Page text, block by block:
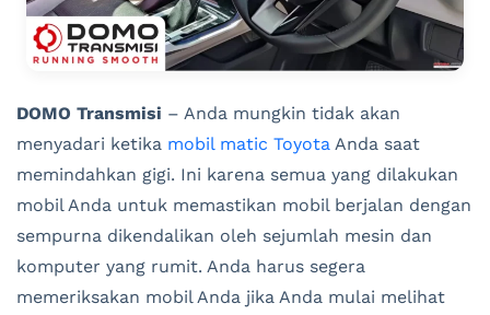
DOMO Transmisi – Anda mungkin tidak akan
menyadari ketika mobil matic Toyota Anda saat
memindahkan gigi. Ini karena semua yang dilakukan
mobil Anda untuk memastikan mobil berjalan dengan
sempurna dikendalikan oleh sejumlah mesin dan
komputer yang rumit. Anda harus segera
memeriksakan mobil Anda jika Anda mulai melihat